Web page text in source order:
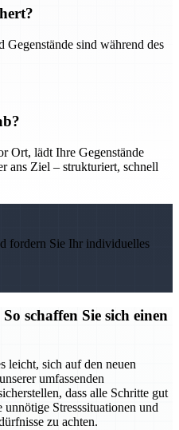
sind während des
Ort, lädt Ihre Gegenstände
ans Ziel – strukturiert, schnell
fordern Sie Ihr individuelles
schaffen Sie sich einen
leicht, sich auf den neuen
umfassenden
dass alle Schritte gut
Stresssituationen und
zu achten.